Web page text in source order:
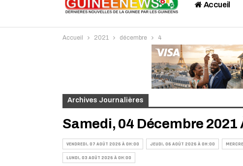
Accueil
Interviews
Accueil 2021 décembre 4
Archives Journalières
Samedi, 04 Décembre 2021
VENDREDI, 07 AOÛT 2026 À 0H:00 JEUDI, 06 AOÛT 2026 À 0H:00
LUNDI, 03 AOÛT 2026 À 0H:00